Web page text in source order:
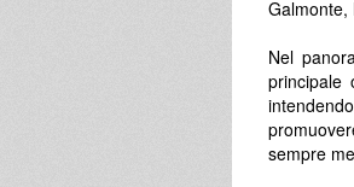
Galmonte,
Nel
principale
intendendo
sempre